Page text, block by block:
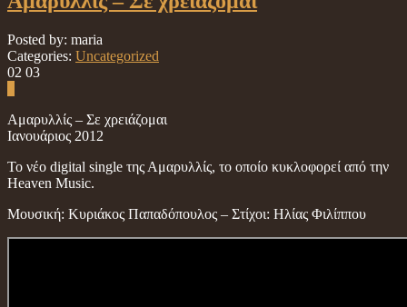
Posted by: maria
Categories: Uncategorized
02 03
Αμαρυλλίς – Σε χρειάζομαι
Ιανουάριος 2012
Το νέο digital single της Αμαρυλλίς, το οποίο κυκλοφορεί από την
Heaven Music.
Μουσική: Κυριάκος Παπαδόπουλος – Στίχοι: Ηλίας Φιλίππου